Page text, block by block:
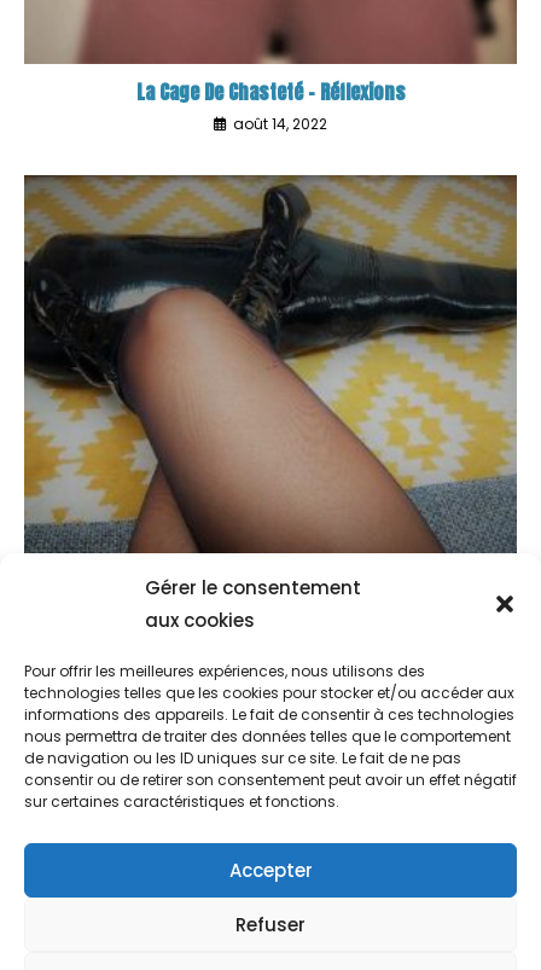
Gérer le consentement
aux cookies
Pour offrir les meilleures expériences, nous utilisons des
technologies telles que les cookies pour stocker et/ou accéder aux
informations des appareils. Le fait de consentir à ces technologies
nous permettra de traiter des données telles que le comportement
de navigation ou les ID uniques sur ce site. Le fait de ne pas
consentir ou de retirer son consentement peut avoir un effet négatif
sur certaines caractéristiques et fonctions.
Accepter
Refuser
La Cage De Chasteté – Réflexions
août 14, 2022
La Vie Quotidienne D’une Dominatrice
août 19, 2022
ACCUEIL BLOG CONTACT
POLITIQUE DE COOKIES (UE)
CONDITIONS GÉNÉRALES